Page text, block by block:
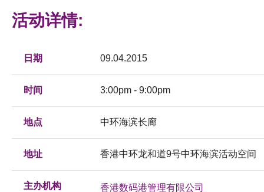
活动详情:
日期 09.04.2015
时间 3:00pm - 9:00pm
地点 中环海滨长廊
地址 香港中环龙和道9号中环海滨活动空间
主办机构 香港数码港管理有限公司